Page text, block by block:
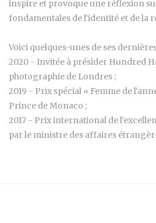
inspire et provoque une réflexion
fondamentales de l'identité et de la
Voici quelques-unes de ses
2020 - Invitée à présider Hundred
photographie de Londres ;
2019 - Prix spécial « Femme de
Prince de Monaco ;
2017 - Prix international de
par le ministre des affaires